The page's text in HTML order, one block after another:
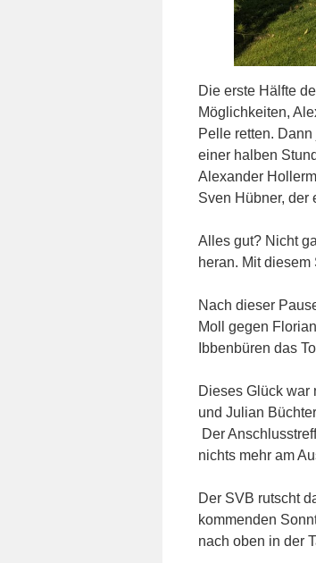
Die erste Hälfte
Möglichkeiten,
Pelle retten.
einer halben
Alexander
Sven Hübner, der
Alles gut? Nicht
heran. Mit
Nach dieser
Moll gegen
Ibbenbüren das
Dieses Glück war
und Julian
Der
nichts mehr am
Der SVB rutscht
kommenden
nach oben in der